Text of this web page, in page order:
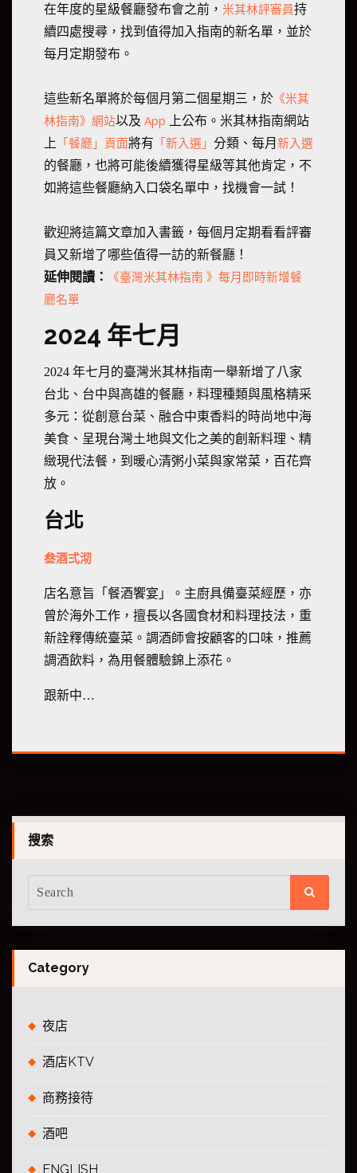
在年度的星級餐廳發布會之前， 米其林評審員持
續四處搜尋，找到值得加入指南的新名單，並於
每月定期發布。
這些新名單將於每個月第二個星期三，於 《米其
林指南》網站以及 App
上公布。米其林指南網站
上
「餐廳」頁面將有 「新入選」 分類、每月 新入選
的餐廳，也將可能後續獲得星級等其他肯定，不
如將這些餐廳納入口袋名單中，找機會一試！
歡迎將這篇文章加入書籤，每個月定期看看評審
員又新增了哪些值得一訪的新餐廳！
延伸閱讀：
《臺灣米其林指南 》每月即時新增餐
廳名單
2024 年七月
2024 年七月的臺灣米其林指南一舉新增了八家
台北、台中與高雄的餐廳，料理種類與風格精采
多元：從創意台菜、融合中東香料的時尚地中海
美食、呈現台灣土地與文化之美的創新料理、精
緻現代法餐，到暖心清粥小菜與家常菜，百花齊
放。
台北
叁酒弍沏
店名意旨「餐酒饗宴」。主廚具備臺菜經歷，亦
曾於海外工作，擅長以各國食材和料理技法，重
新詮釋傳統臺菜。調酒師會按顧客的口味，推薦
調酒飲料，為用餐體驗錦上添花。
跟新中…
搜索
Category
夜店
酒店KTV
商務接待
酒吧
ENGLISH